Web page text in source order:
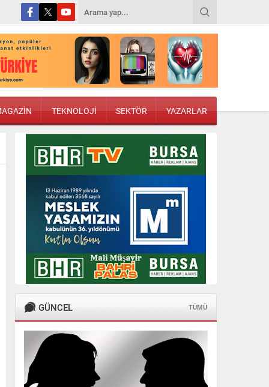
TEKNOLOJİ SEKTÖR YAZARLAR
GÜNCEL TÜMÜ